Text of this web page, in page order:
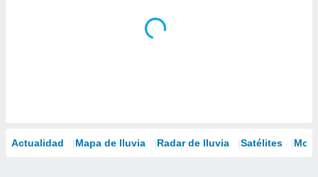
Actualidad Mapa de lluvia Radar de lluvia Satélites